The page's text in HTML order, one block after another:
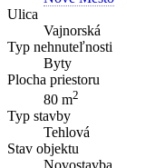
Ulica
Vajnorská
Typ nehnuteľnosti
Byty
Plocha priestoru
80 m2
Typ stavby
Tehlová
Stav objektu
Novostavba